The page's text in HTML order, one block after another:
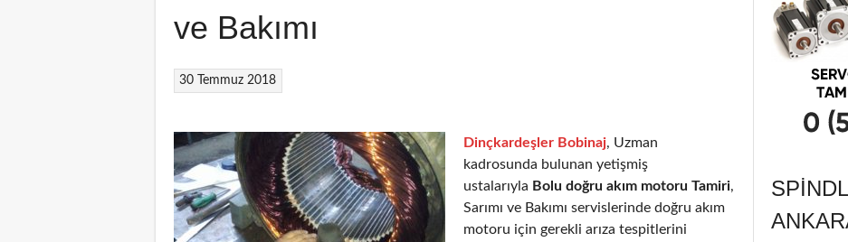
ve Bakımı
30 Temmuz 2018
Dinçkardeşler Bobinaj, Uzman
kadrosunda bulunan yetişmiş
ustalarıyla Bolu doğru akım motoru Tamiri,
Sarımı ve Bakımı servislerinde doğru akım
motoru için gerekli arıza tespitlerini